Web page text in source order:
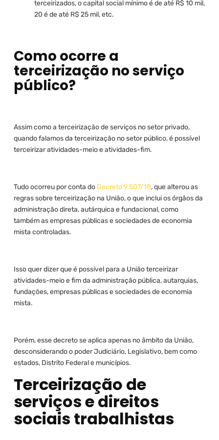
terceirizados, o capital social mínimo é de até R$ 10 mil,
20 é de até R$ 25 mil, etc.
Como ocorre a
terceirização no serviço
público?
Assim como a terceirização de serviços no setor privado,
quando falamos da terceirização no setor público, é possível
terceirizar atividades-meio e atividades-fim.
Tudo ocorreu por conta do Decreto 9.507/18, que alterou as
regras sobre terceirização na União, o que inclui os órgãos da
administração direta, autárquica e fundacional, como
também as empresas públicas e sociedades de economia
mista controladas.
Isso quer dizer que é possível para a União terceirizar
atividades-meio e fim da administração pública, autarquias,
fundações, empresas públicas e sociedades de economia
mista.
Porém, esse decreto se aplica apenas no âmbito da União,
desconsiderando o poder Judiciário, Legislativo, bem como
estados, Distrito Federal e municípios.
Terceirização de
serviços e direitos
sociais trabalhistas